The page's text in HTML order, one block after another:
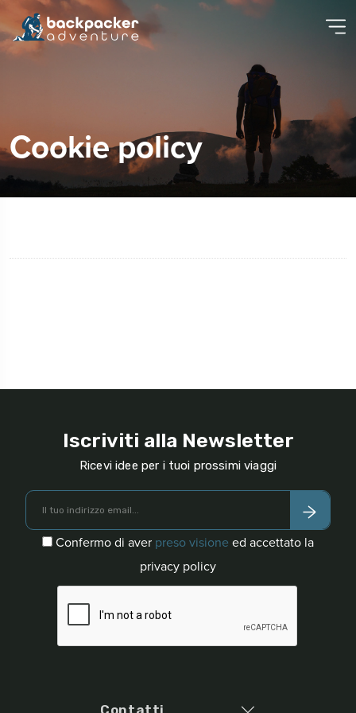
Cookie policy
Iscriviti alla Newsletter
Ricevi idee per i tuoi prossimi viaggi
Confermo di aver preso visione ed accettato la
privacy policy
Contatti